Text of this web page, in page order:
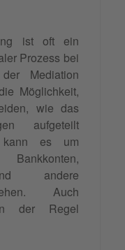
ist oft ein
Prozess bei
Mediation
Möglichkeit,
wie das
aufgeteilt
es um
andere
Auch
der Regel